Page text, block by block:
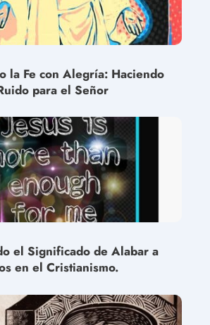
la Fe con Alegría: Haciendo
para el Señor
el Significado de Alabar a
en el Cristianismo.